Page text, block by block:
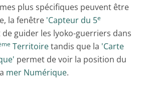
plus spécifiques peuvent être
la fenêtre 'Capteur du 5e
guider les lyoko-guerriers dans
Territoiretandis que la 'Carte
permet de voir la position du
mer Numérique.